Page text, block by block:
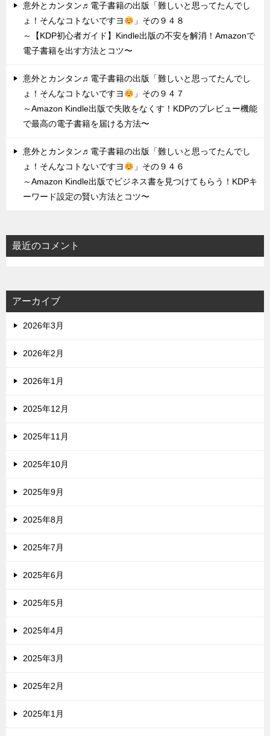
意外とカンタン♬電子書籍の出版「難しいと思ってたんでし
ょ！そんなコトないですヨ
」その９４８
～【KDP初心者ガイド】Kindle出版の不安を解消！Amazonで
電子書籍を出す方法とコツ〜
意外とカンタン♬電子書籍の出版「難しいと思ってたんでし
ょ！そんなコトないですヨ
」その９４７
～Amazon Kindle出版で失敗をなくす！KDPのプレビュー機能
で最高の電子書籍を届ける方法〜
意外とカンタン♬電子書籍の出版「難しいと思ってたんでし
ょ！そんなコトないですヨ
」その９４６
～Amazon Kindle出版でビジネス書を見つけてもらう！KDPキ
ーワード設定の賢い方法とコツ〜
最近のコメント
アーカイブ
2026年3月
2026年2月
2026年1月
2025年12月
2025年11月
2025年10月
2025年9月
2025年8月
2025年7月
2025年6月
2025年5月
2025年4月
2025年3月
2025年2月
2025年1月